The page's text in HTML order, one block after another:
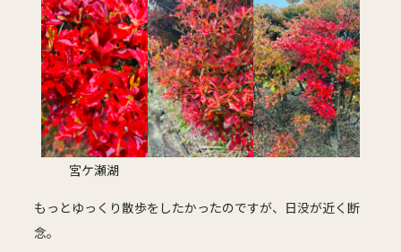
宮ケ瀬湖
もっとゆっくり散歩をしたかったのですが、日没が近く断
念。